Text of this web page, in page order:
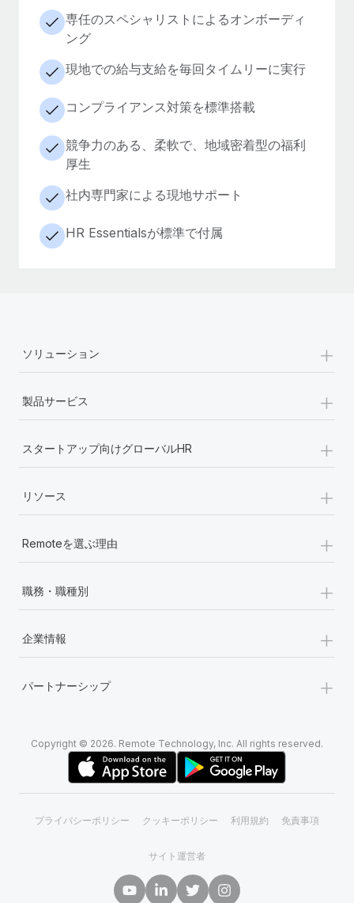
専任のスペシャリストによるオンボーディ
ング
現地での給与支給を毎回タイムリーに実行
コンプライアンス対策を標準搭載
競争力のある、柔軟で、地域密着型の福利
厚生
社内専門家による現地サポート
HR Essentialsが標準で付属
ソリューション +
製品サービス +
スタートアップ向けグローバルHR +
リソース +
Remoteを選ぶ理由 +
職務・職種別 +
企業情報 +
パートナーシップ +
Copyright © 2026. Remote Technology, Inc. All rights reserved.
プライバシーポリシー クッキーポリシー 利用規約 免責事項
サイト運営者